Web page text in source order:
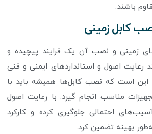
باشند.
کابل زمینی
زمینی و نصب آن یک فرایند پیچیده و
رعایت اصول و استانداردهای ایمنی و فنی
است که نصب کابل‌ها همیشه باید با
مناسب انجام گیرد. با رعایت اصول
احتمالی جلوگیری کرده و کارکرد
بهینه تضمین کرد.